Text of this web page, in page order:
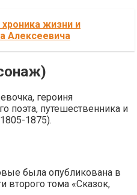
хроника жизни и
Алексеевича
героиня
поэта, путешественника и
1875).
была опубликована в
второго тома «Сказок,